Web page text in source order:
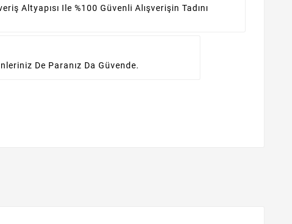
Altyapısı Ile %100 Güvenli Alışverişin Tadını
De Paranız Da Güvende.